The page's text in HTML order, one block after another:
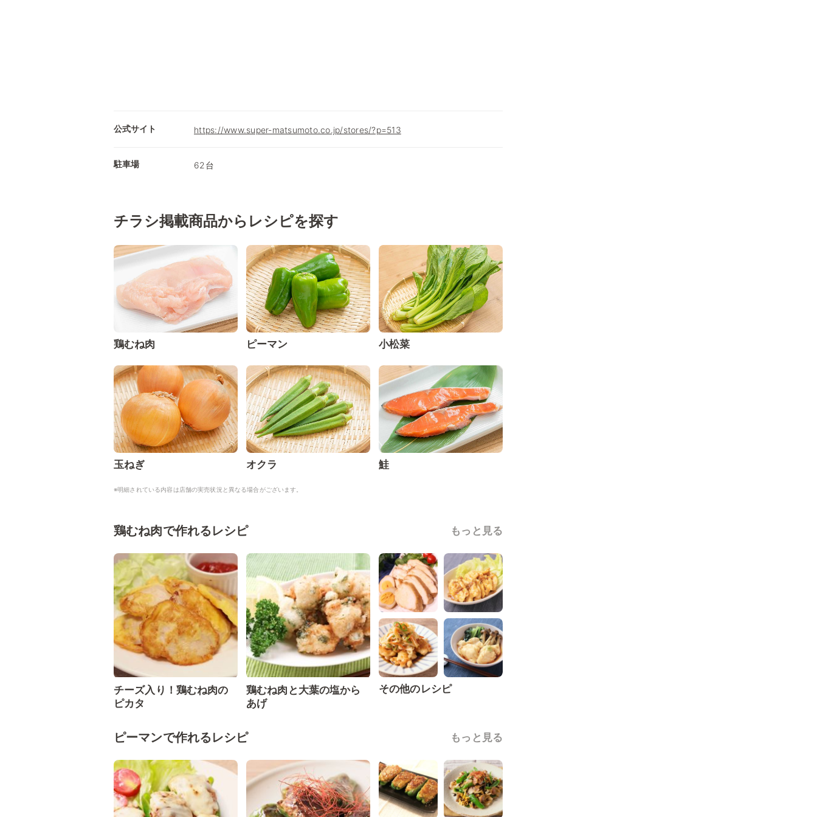
公式サイト https://www.super-matsumoto.co.jp/stores/?p=513
駐車場 62台
チラシ掲載商品からレシピを探す
鶏むね肉 ピーマン 小松菜
玉ねぎ オクラ 鮭
※明細されている内容は店舗の実売状況と異なる場合がございます。
鶏むね肉で作れるレシピ もっと見る
チーズ入り！鶏むね肉の
ピカタ
鶏むね肉と大葉の塩から
あげ
その他のレシピ
ピーマンで作れるレシピ もっと見る